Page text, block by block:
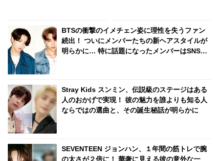
BTSの衝撃のイメチェン姿に理性を失うファン
続出！ ついにメンバーたちの新ヘアスタイルが
明らかに… 特に話題になったメンバーはSNSの
Stray Kids スンミン、伝説級のステージはある
人のおかげで実現！ 彼の魅力を誰よりも知る人
ならではの選曲と、その誕生秘話が明らかに
SEVENTEEN ジョンハン、１年間の筋トレで腕
の太さが２倍に！ 華奢に見える彼の意外な一